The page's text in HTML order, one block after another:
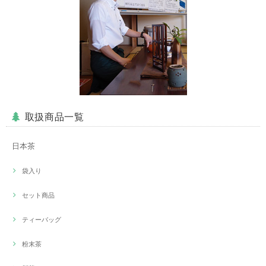
取扱商品一覧
日本茶
袋入り
セット商品
ティーバッグ
粉末茶